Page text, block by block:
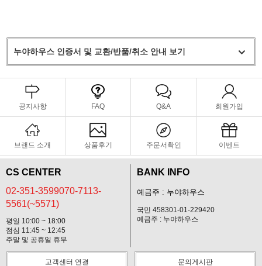
누야하우스 인증서 및 교환/반품/취소 안내 보기
공지사항 FAQ Q&A 회원가입
브랜드 소개 상품후기 주문서확인 이벤트
CS CENTER
02-351-3599070-7113-
5561(~5571)
평일 10:00 ~ 18:00
점심 11:45 ~ 12:45
주말 및 공휴일 휴무
BANK INFO
예금주 : 누야하우스
국민 458301-01-229420
예금주 : 누야하우스
고객센터 연결 문의게시판